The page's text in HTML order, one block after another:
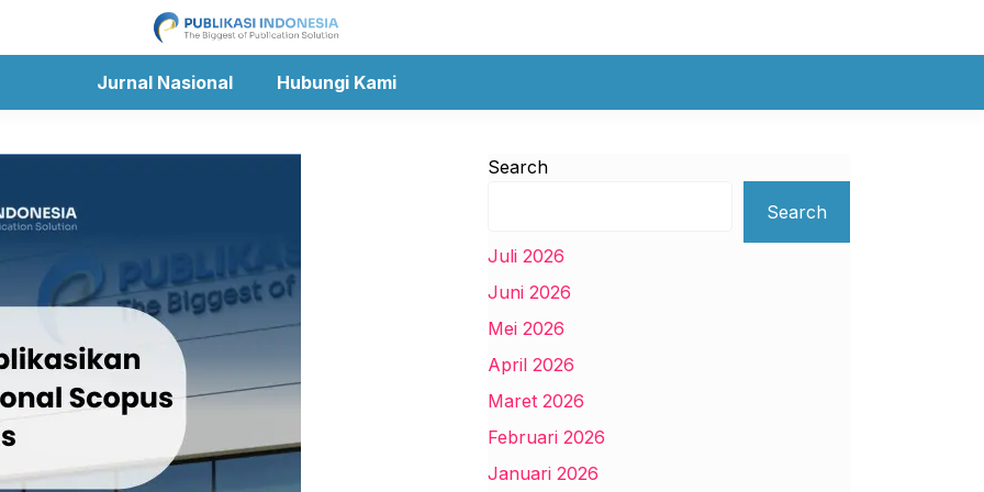
Jurnal Nasional Hubungi Kami
Search
Search
Juli 2026
Juni 2026
Mei 2026
April 2026
Maret 2026
Februari 2026
Januari 2026